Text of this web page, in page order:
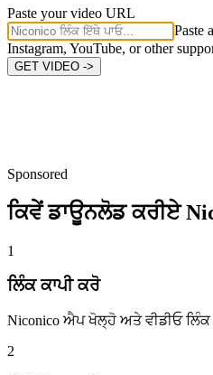
Paste your video URL
Paste
Instagram, YouTube, or other
GET VIDEO ->
Sponsored
ਕਿਵੇਂ ਡਾਊਨਲੋਡ ਕਰੀਏ
1
ਲਿੰਕ ਕਾਪੀ ਕਰੋ
Niconico ਐਪ ਖੋਲ੍ਹੋ ਅਤੇ ਵੀਡੀਓ ਲਿੰਕ
2